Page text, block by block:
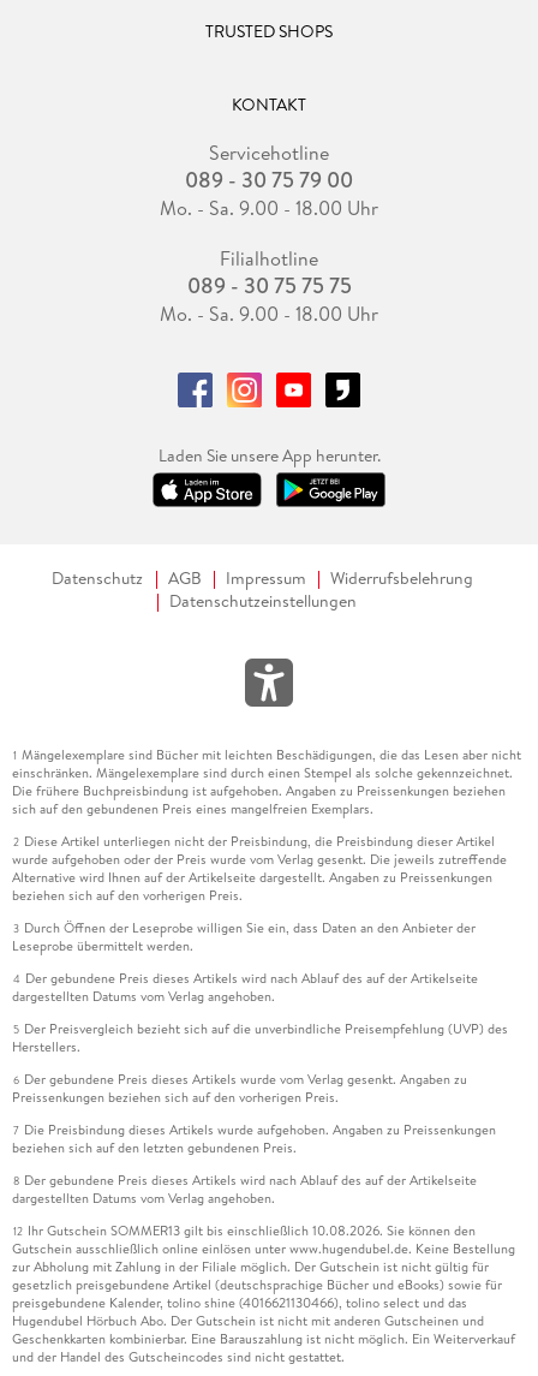
TRUSTED SHOPS
KONTAKT
Servicehotline
089 - 30 75 79 00
Mo. - Sa. 9.00 - 18.00 Uhr
Filialhotline
089 - 30 75 75 75
Mo. - Sa. 9.00 - 18.00 Uhr
Laden Sie unsere App herunter.
Datenschutz AGB Impressum
Widerrufsbelehrung
Datenschutzeinstellungen
1 Mängelexemplare sind Bücher mit leichten Beschädigungen, die das Lesen aber nicht
einschränken. Mängelexemplare sind durch einen Stempel als solche gekennzeichnet.
Die frühere Buchpreisbindung ist aufgehoben. Angaben zu Preissenkungen beziehen
sich auf den gebundenen Preis eines mangelfreien Exemplars.
2 Diese Artikel unterliegen nicht der Preisbindung, die Preisbindung dieser Artikel
wurde aufgehoben oder der Preis wurde vom Verlag gesenkt. Die jeweils zutreffende
Alternative wird Ihnen auf der Artikelseite dargestellt. Angaben zu Preissenkungen
beziehen sich auf den vorherigen Preis.
3 Durch Öffnen der Leseprobe willigen Sie ein, dass Daten an den Anbieter der
Leseprobe übermittelt werden.
4 Der gebundene Preis dieses Artikels wird nach Ablauf des auf der Artikelseite
dargestellten Datums vom Verlag angehoben.
5 Der Preisvergleich bezieht sich auf die unverbindliche Preisempfehlung (UVP) des
Herstellers.
6 Der gebundene Preis dieses Artikels wurde vom Verlag gesenkt. Angaben zu
Preissenkungen beziehen sich auf den vorherigen Preis.
7 Die Preisbindung dieses Artikels wurde aufgehoben. Angaben zu Preissenkungen
beziehen sich auf den letzten gebundenen Preis.
8 Der gebundene Preis dieses Artikels wird nach Ablauf des auf der Artikelseite
dargestellten Datums vom Verlag angehoben.
12 Ihr Gutschein SOMMER13 gilt bis einschließlich 10.08.2026. Sie können den
Gutschein ausschließlich online einlösen unter www.hugendubel.de. Keine Bestellung
zur Abholung mit Zahlung in der Filiale möglich. Der Gutschein ist nicht gültig für
gesetzlich preisgebundene Artikel (deutschsprachige Bücher und eBooks) sowie für
preisgebundene Kalender, tolino shine (4016621130466), tolino select und das
Hugendubel Hörbuch Abo. Der Gutschein ist nicht mit anderen Gutscheinen und
Geschenkkarten kombinierbar. Eine Barauszahlung ist nicht möglich. Ein Weiterverkauf
und der Handel des Gutscheincodes sind nicht gestattet.